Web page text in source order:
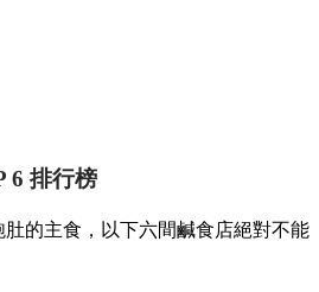
6 排行榜
的主食，以下六間鹹食店絕對不能